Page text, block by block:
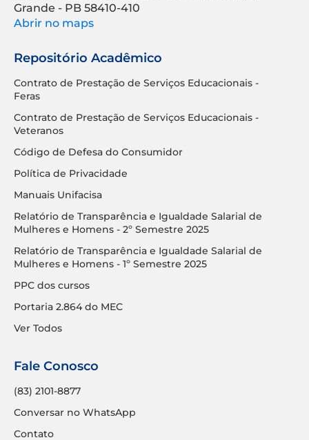
Grande - PB 58410-410
Abrir no maps
Repositório Acadêmico
Contrato de Prestação de Serviços Educacionais -
Feras
Contrato de Prestação de Serviços Educacionais -
Veteranos
Código de Defesa do Consumidor
Política de Privacidade
Manuais Unifacisa
Relatório de Transparência e Igualdade Salarial de
Mulheres e Homens - 2º Semestre 2025
Relatório de Transparência e Igualdade Salarial de
Mulheres e Homens - 1º Semestre 2025
PPC dos cursos
Portaria 2.864 do MEC
Ver Todos
Fale Conosco
(83) 2101-8877
Conversar no WhatsApp
Contato